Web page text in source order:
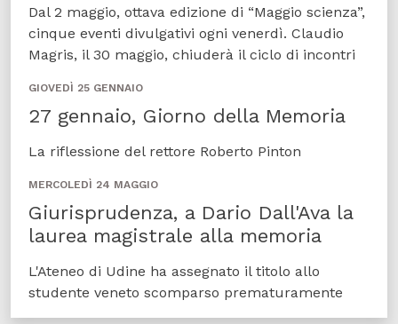
Dal 2 maggio, ottava edizione di “Maggio scienza”,
cinque eventi divulgativi ogni venerdì. Claudio
Magris, il 30 maggio, chiuderà il ciclo di incontri
GIOVEDÌ 25 GENNAIO
27 gennaio, Giorno della Memoria
La riflessione del rettore Roberto Pinton
MERCOLEDÌ 24 MAGGIO
Giurisprudenza, a Dario Dall'Ava la
laurea magistrale alla memoria
L'Ateneo di Udine ha assegnato il titolo allo
studente veneto scomparso prematuramente